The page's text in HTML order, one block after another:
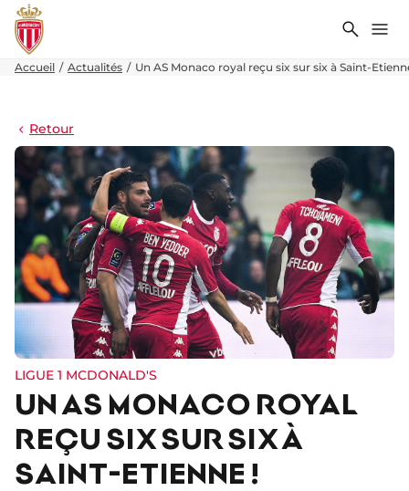
Accueil Actualités Un AS Monaco royal reçu six sur six à Saint-
Retour
LIGUE 1 MCDONALD'S
UN AS MONACO ROYAL
REÇU SIX SUR SIX À
SAINT-ETIENNE !